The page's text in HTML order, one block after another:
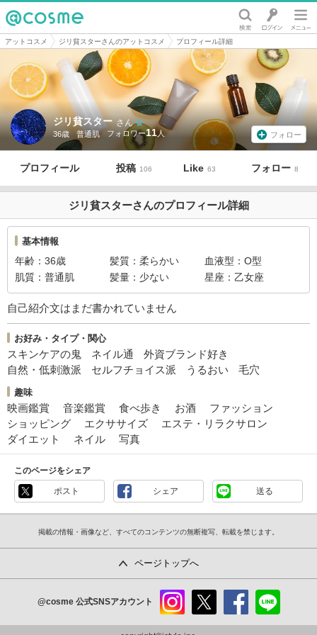
@cosme
アットコスメ ジリ貧スターさんのアットコスメ プロフィール詳細
ジリ貧スター さん
36歳 普通肌 11 フォロー
プロフィール 投稿 106 Like 63 フォロー 8
ジリ貧スターさんのプロフィール詳細
基本情報
年齢 36歳 髪質 柔らかい 血液型
O型
肌質
普通肌 髪量 少ない 星座 乙女座
自己紹介文はまだ書かれていません
お好み・タイプ・関心
スキンケアの鬼 ネイル通
外資ブランド好き
自然・低刺激派
セルフチョイス派 うるおい 毛穴
趣味
映画鑑賞 音楽鑑賞 食べ歩き お酒
ファッション
ショッピング
エクササイズ
エステ・リラクサロン
ダイエット
ネイル 写真
このページをシェア
ポスト シェア 送る
掲載の情報・画像など、すべてのコンテンツの無断複写、転載を禁じます。
ページトップへ
@cosme 公式SNSアカウント